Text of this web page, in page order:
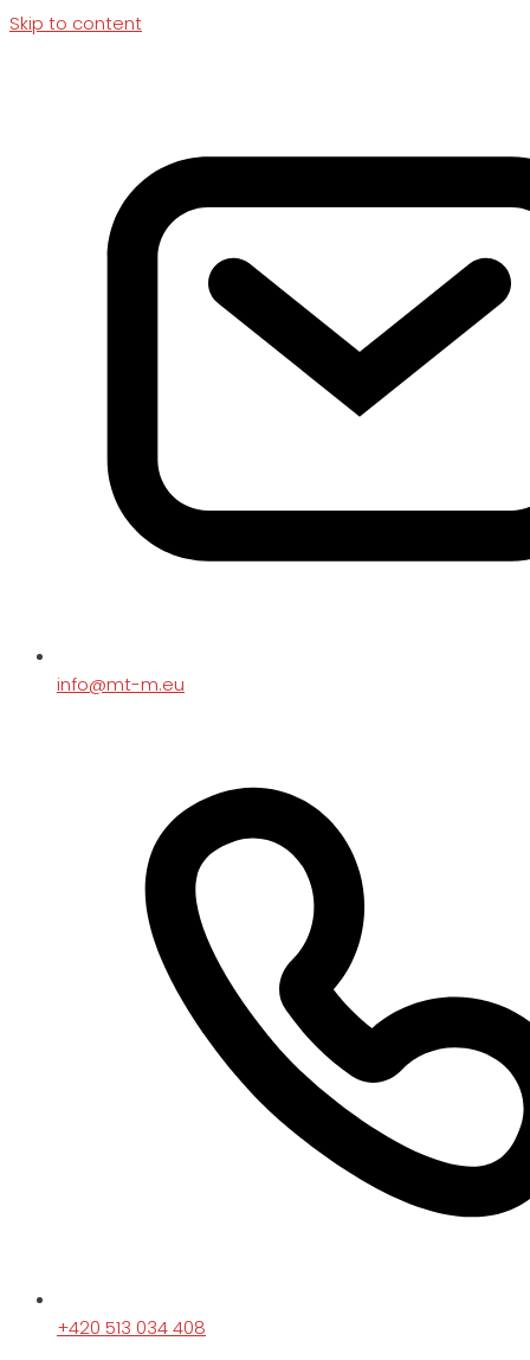
Skip to content
info@mt-m.eu
+420 513 034 408